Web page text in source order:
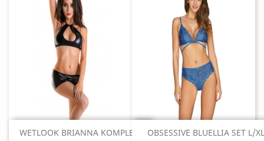
Szybki podgląd
WETLOOK BRIANNA KOMPLET... Szybki podgląd
OBSESSIVE BLUELLIA SET L/XL